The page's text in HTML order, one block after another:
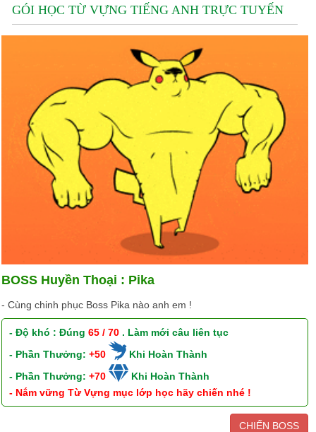
GÓI HỌC TỪ VỰNG TIẾNG ANH TRỰC TUYẾN
BOSS Huyền Thoại : Pika
- Cùng chinh phục Boss Pika nào anh em !
- Độ khó : Đúng65 / 70 . Làm mới câu liên tục
- Phần Thưởng:+50
Khi Hoàn Thành
- Phần Thưởng:+70
Khi Hoàn Thành
- Nắm vững Từ Vựng mục lớp học hãy chiến nhé !
CHIẾN BOSS